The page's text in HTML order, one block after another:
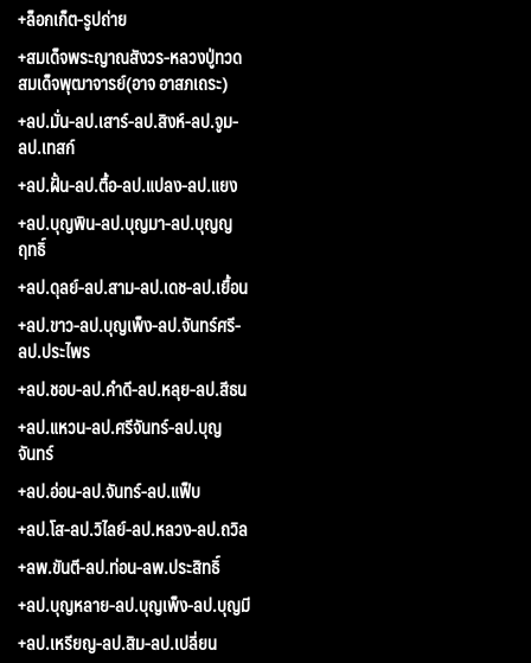
+ล็อกเก็ต-รูปถ่าย
+สมเด็จพระญาณสังวร-หลวงปู่ทวด
สมเด็จพุฒาจารย์(อาจ อาสภเถระ)
+ลป.มั่น-ลป.เสาร์-ลป.สิงห์-ลป.จูม-
ลป.เทสก์
+ลป.ฝั้น-ลป.ตื้อ-ลป.แปลง-ลป.แยง
+ลป.บุญพิน-ลป.บุญมา-ลป.บุญญ
ฤทธิ์
+ลป.ดุลย์-ลป.สาม-ลป.เดช-ลป.เยื้อน
+ลป.ขาว-ลป.บุญเพ็ง-ลป.จันทร์ศรี-
ลป.ประไพร
+ลป.ชอบ-ลป.คำดี-ลป.หลุย-ลป.สีธน
+ลป.แหวน-ลป.ศรีจันทร์-ลป.บุญ
จันทร์
+ลป.อ่อน-ลป.จันทร์-ลป.แฟ็บ
+ลป.โส-ลป.วิไลย์-ลป.หลวง-ลป.ถวิล
+ลพ.ขันตี-ลป.ท่อน-ลพ.ประสิทธิ์
+ลป.บุญหลาย-ลป.บุญเพ็ง-ลป.บุญมี
+ลป.เหรียญ-ลป.สิม-ลป.เปลี่ยน